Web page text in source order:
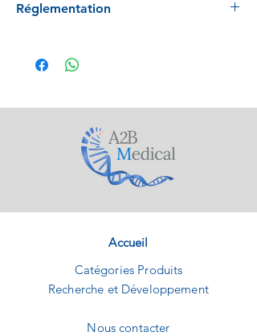
Réglementation
Accueil
Catégories Produits
Recherche et Développement
Nous contacter